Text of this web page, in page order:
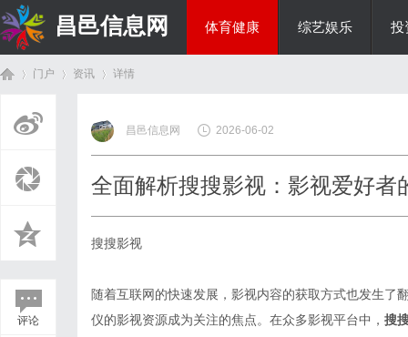
昌邑信息网 体育健康 综艺娱乐 投
门户 资讯
›
详情
评论
昌邑信息网 2026-06-02
全面解析搜搜影视：影视爱好者
搜搜影视
随着互联网的快速发展，影视内容的获取方式也发生了
仪的影视资源成为关注的焦点。在众多影视平台中， 搜